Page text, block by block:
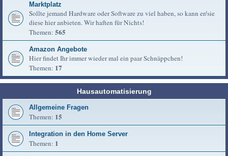
Marktplatz
Sollte jemand Hardware oder Software zu viel haben, so kann er/sie
diese hier anbieten. Wir haften für Nichts!
Themen: 565
Amazon Angebote
Hier findet Ihr immer wieder mal ein paar Schnäppchen!
Themen: 17
Hausautomatisierung
Allgemeine Fragen
Themen: 15
Integration in den Home Server
Themen: 1